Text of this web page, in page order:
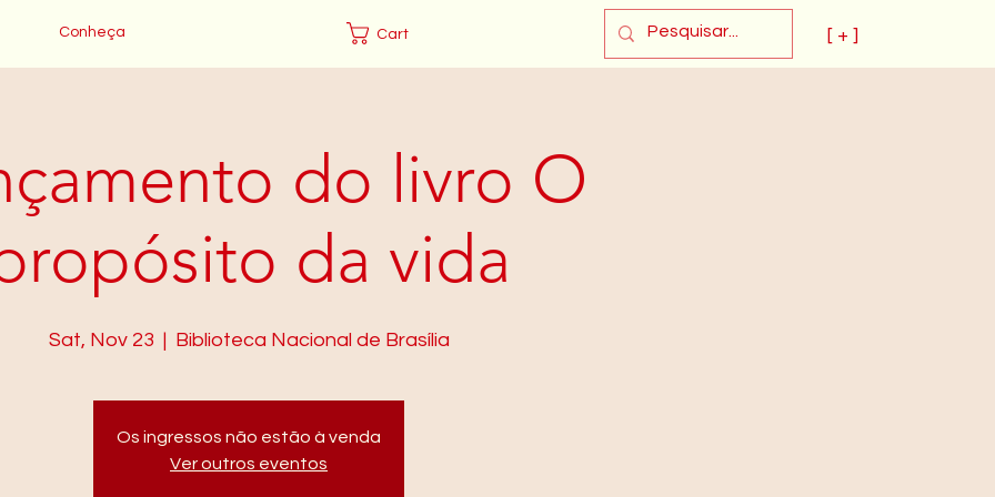
Conheça Cart [ + ]
do livro O
da vida
Sat, Nov 23
  |
Biblioteca Nacional de Brasília
Os ingressos não estão à venda
Ver outros eventos